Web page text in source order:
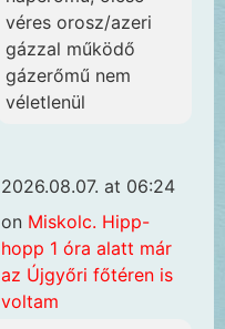
véres orosz/azeri
gázzal működő
gázerőmű nem
véletlenül
2026.08.07. at 06:24
on Miskolc. Hipp-
hopp 1 óra alatt már
az Újgyőri főtéren is
voltam